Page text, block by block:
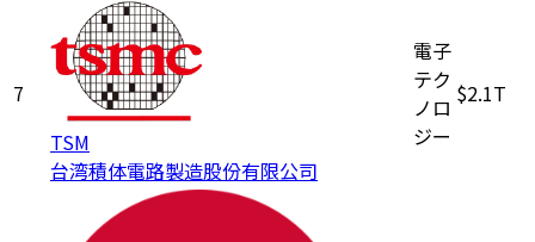
7
TSM
台湾積体電路製造股份有限公司
電子
テク
ノロ
ジー
$2.1T